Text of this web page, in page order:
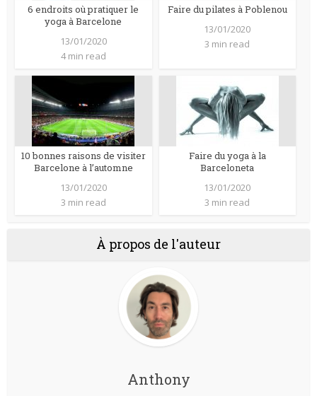
6 endroits où pratiquer le
yoga à Barcelone
13/01/2020
4 min read
Faire du pilates à Poblenou
13/01/2020
3 min read
10 bonnes raisons de visiter
Barcelone à l’automne
13/01/2020
3 min read
Faire du yoga à la
Barceloneta
13/01/2020
3 min read
À propos de l'auteur
Anthony